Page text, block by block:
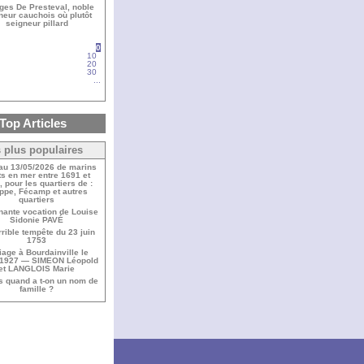
De Presteval, noble
cauchois où plutôt
seigneur pillard
0
10
20
30
Articles
plus populaires
13/05/2026 de marins
en mer entre 1691 et
pour les quartiers de :
Fécamp et autres
quartiers
vocation de Louise
Sidonie PAVÉ
tempête du 23 juin
1753
à Bourdainville le
— SIMEON Léopold
LANGLOIS Marie
quand a t-on un nom de
famille ?